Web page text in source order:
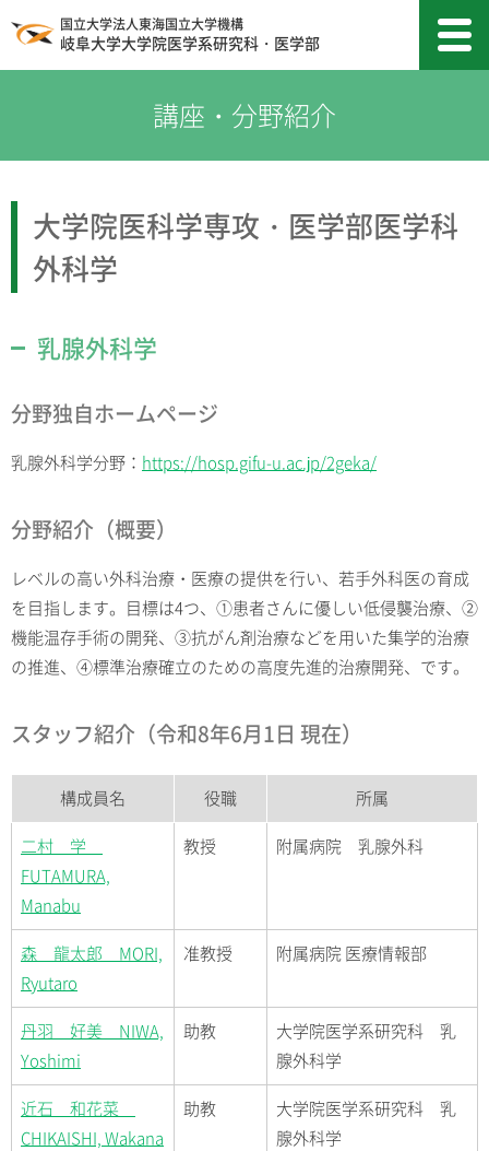
国立大学法人東海国立大学機構
岐阜大学大学院医学系研究科・医学部
大学院医科学専攻・医学部医学科
外科学
乳腺外科学
分野独自ホームページ
乳腺外科学分野： https://hosp.gifu-u.ac.jp/2geka/
分野紹介（概要）
レベルの高い外科治療・医療の提供を行い、若手外科医の育成
を目指します。目標は4つ、①患者さんに優しい低侵襲治療、②
機能温存手術の開発、③抗がん剤治療などを用いた集学的治療
の推進、④標準治療確立のための高度先進的治療開発、です。
スタッフ紹介（令和8年6月1日 現在）
構成員名 役職
所属
二村 学
FUTAMURA,
Manabu
教授 附属病院 乳腺外科
森 龍太郎 MORI,
Ryutaro
准教授 附属病院 医療情報部
丹羽 好美 NIWA,
Yoshimi
助教
大学院医学系研究科 乳
腺外科学
近石 和花菜
CHIKAISHI, Wakana
助教
大学院医学系研究科 乳
腺外科学